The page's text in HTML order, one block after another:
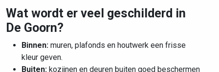
Wat wordt er veel geschilderd in
De Goorn?
Binnen: muren, plafonds en houtwerk een frisse
kleur geven.
Buiten: kozijnen en deuren buiten goed beschermen